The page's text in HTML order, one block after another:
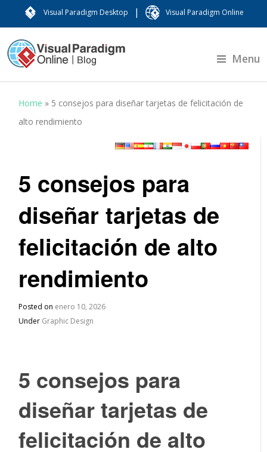
Visual Paradigm Desktop | Visual Paradigm Online
Menu
Home » 5 consejos para diseñar tarjetas de felicitación de
alto rendimiento
5 consejos para
diseñar tarjetas de
felicitación de alto
rendimiento
Posted on enero 10, 2026
Under Graphic Design
5 consejos para
diseñar tarjetas de
felicitación de alto